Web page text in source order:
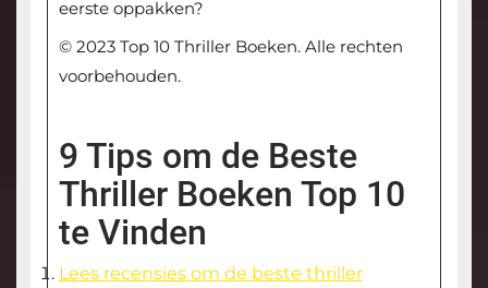
eerste oppakken?
© 2023 Top 10 Thriller Boeken. Alle rechten
voorbehouden.
9 Tips om de Beste
Thriller Boeken Top 10
te Vinden
Lees recensies om de beste thriller